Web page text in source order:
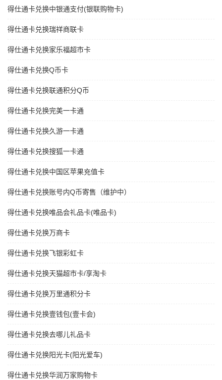
得仕通卡兑换中银通支付(银联购物卡)
得仕通卡兑换瑞祥商联卡
得仕通卡兑换家乐福超市卡
得仕通卡兑换Q币卡
得仕通卡兑换联通积分Q币
得仕通卡兑换完美一卡通
得仕通卡兑换久游一卡通
得仕通卡兑换搜狐一卡通
得仕通卡兑换中国区苹果充值卡
得仕通卡兑换账号内Q币寄售（维护中）
得仕通卡兑换唯品会礼品卡(唯品卡)
得仕通卡兑换万商卡
得仕通卡兑换飞银彩虹卡
得仕通卡兑换天猫超市卡/享淘卡
得仕通卡兑换万里通积分卡
得仕通卡兑换壹钱包(壹卡会)
得仕通卡兑换去哪儿礼品卡
得仕通卡兑换阳光卡(阳光爱车)
得仕通卡兑换华润万家购物卡